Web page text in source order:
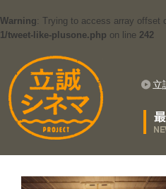
Warning: Trying to access array offset
1/tweet-like-plusone.php on line 242
立